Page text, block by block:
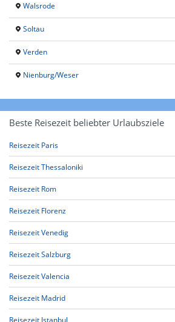
Walsrode
Soltau
Verden
Nienburg/Weser
Beste Reisezeit beliebter Urlaubsziele
Reisezeit Paris
Reisezeit Thessaloniki
Reisezeit Rom
Reisezeit Florenz
Reisezeit Venedig
Reisezeit Salzburg
Reisezeit Valencia
Reisezeit Madrid
Reisezeit Istanbul